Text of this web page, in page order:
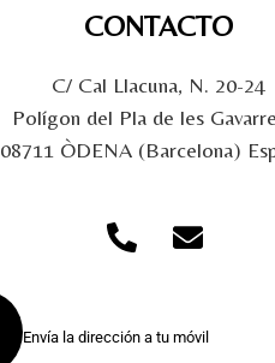
CONTACTO
C/ Cal Llacuna, N. 20-24
Polígon del Pla de les
08711 ÒDENA (Barcelona)
Envía la dirección a tu móvil